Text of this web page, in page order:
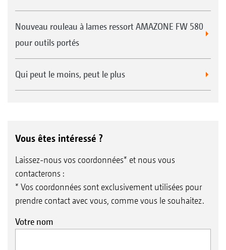
Nouveau rouleau à lames ressort AMAZONE FW 580
pour outils portés
Qui peut le moins, peut le plus
Vous êtes intéressé ?
Laissez-nous vos coordonnées* et nous vous
contacterons :
* Vos coordonnées sont exclusivement utilisées pour
prendre contact avec vous, comme vous le souhaitez.
Votre nom